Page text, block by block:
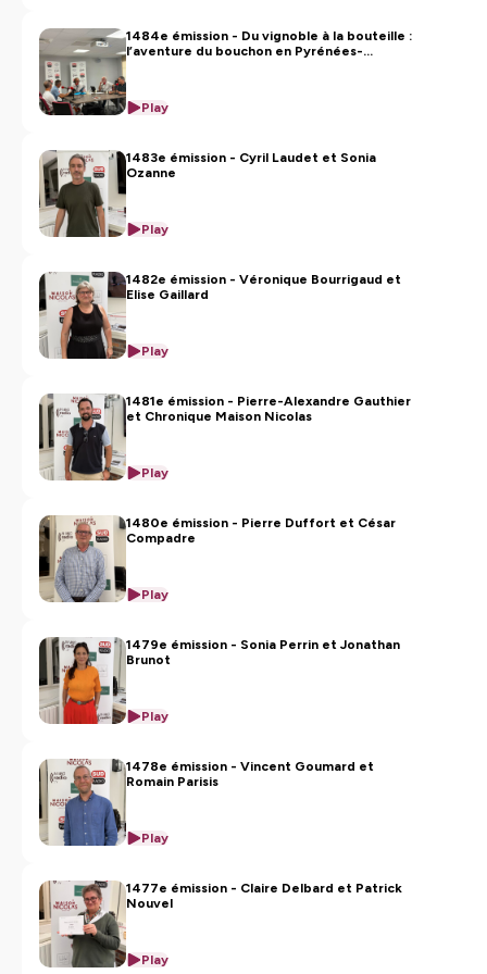
1484e émission - Du vignoble à la bouteille :
l’aventure du bouchon en Pyrénées-
Play
1483e émission - Cyril Laudet et Sonia
Ozanne
Play
1482e émission - Véronique Bourrigaud et
Elise Gaillard
Play
1481e émission - Pierre-Alexandre Gauthier
et Chronique Maison Nicolas
Play
1480e émission - Pierre Duffort et César
Compadre
Play
1479e émission - Sonia Perrin et Jonathan
Brunot
Play
1478e émission - Vincent Goumard et
Romain Parisis
Play
1477e émission - Claire Delbard et Patrick
Nouvel
Play